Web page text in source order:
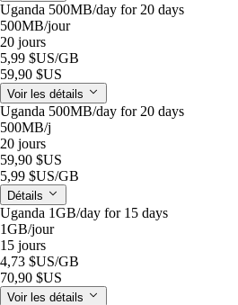
Uganda 500MB/day for 20 days
500MB/jour
20 jours
5,99 $US/GB
59,90 $US
Voir les détails
Uganda 500MB/day for 20 days
500MB/j
20 jours
59,90 $US
5,99 $US/GB
Détails
Uganda 1GB/day for 15 days
1GB/jour
15 jours
4,73 $US/GB
70,90 $US
Voir les détails